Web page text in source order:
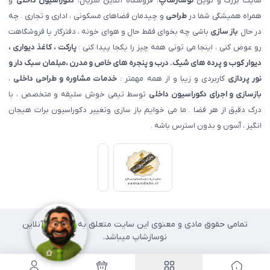
همراه همیشگی شما درطراحی و چیدمان فضاهای مسکونی ، اداری و تجاری . چه
در حال باز سازی باشی چه بخوای فقط حال و هوای خونه ، دفترکار یا فروشگاهت
رو عوض کنی ، اینجا می تونی همه چیز را یکجا پیدا کنی :پارکت ، کاغذ دیواری ،
دیوار کوب و پرده های شیک. درب و پنجره های خاص و مدرن ،مبلمان سبک دار و
نور پردازی کاربردی و زیبا و از همه مهمتر : خدمات مشاوره و طراحی داخلی ،
بازسازی و اجرای دکوراسیون داخلی توسط تیمی خوش سلیقه و متخصص ، با
درک دقیق از هر فضا . ما می خوایم باز سازی وتغییر دکوراسیون برات هیجان
انگیز ، آسون و بدون استرس باشه .
تمامی حقوق مادی و معنوی این سایت متعلق به فروشگاه آنلاین
نوسازشاپ میباشد.